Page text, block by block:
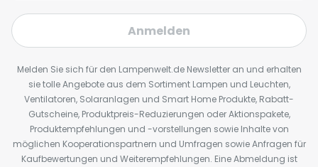
Anmelden
Melden Sie sich für den Lampenwelt.de Newsletter an und erhalten
sie tolle Angebote aus dem Sortiment Lampen und Leuchten,
Ventilatoren, Solaranlagen und Smart Home Produkte, Rabatt-
Gutscheine, Produktpreis-Reduzierungen oder Aktionspakete,
Produktempfehlungen und -vorstellungen sowie Inhalte von
möglichen Kooperationspartnern und Umfragen sowie Anfragen für
Kaufbewertungen und Weiterempfehlungen. Eine Abmeldung ist